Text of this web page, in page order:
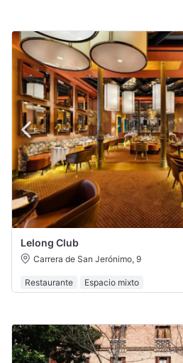
Lelong Club
Carrera de San Jerónimo, 9
Restaurante Espacio mixto